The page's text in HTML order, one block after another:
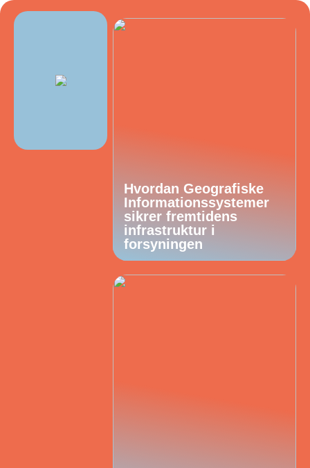
Hvordan Geografiske
Informationssystemer
sikrer fremtidens
infrastruktur i
forsyningen